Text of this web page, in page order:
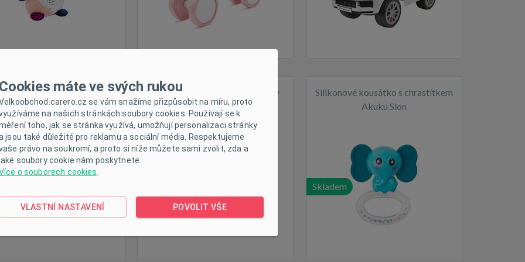
do vody Lodičky 14cm
BAYO 3ks
Dětská tříkolka 4v1 Milly Mally
Optimus Plus s vodící tyčí grey
Silikonové kousátko s chrastítkem
Akuku Slon
Skladem
Cookies máte ve svých rukou
se vám snažíme přizpůsobit na míru, proto
na našich stránkách soubory cookies. Používají se k
toho, jak se stránka využívá, umožňují personalizaci stránky
jsou také důležité pro reklamu a sociální média. Respektujeme
právo na soukromí, a proto si níže můžete sami zvolit, zda a
soubory cookie nám poskytnete.
o souborech cookies
VLASTNÍ NASTAVENÍ POVOLIT VŠE